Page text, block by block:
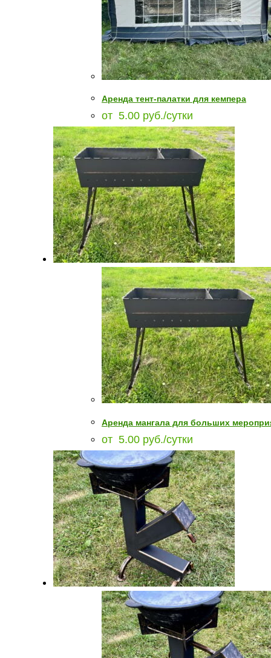
Аренда тент-палатки для кемпера
от 5.00 руб./сутки
Аренда мангала для больших
от 5.00 руб./сутки